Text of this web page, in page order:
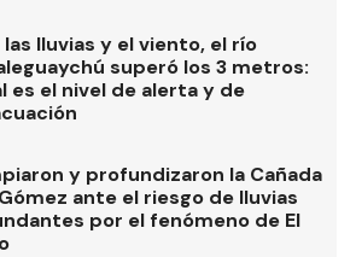
las lluvias y el viento, el río
superó los 3 metros:
es el nivel de alerta y de
y profundizaron la Cañada
ante el riesgo de lluvias
por el fenómeno de El